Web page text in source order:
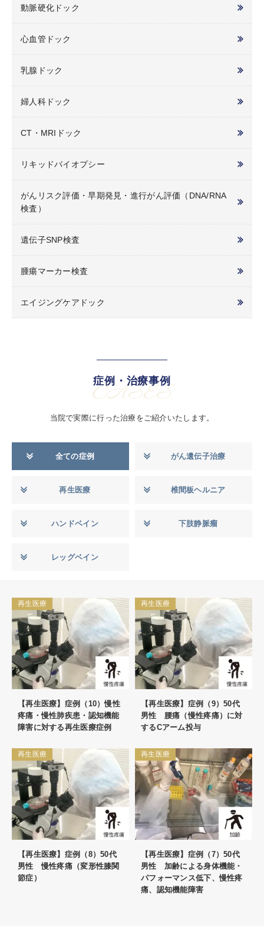
動脈硬化ドック
心血管ドック
乳腺ドック
婦人科ドック
CT・MRIドック
リキッドバイオプシー
がんリスク評価・早期発見・進行がん評価（DNA/RNA
検査）
遺伝子SNP検査
腫瘍マーカー検査
エイジングケアドック
症例・治療事例
CASES
当院で実際に行った治療をご紹介いたします。
全ての症例 がん遺伝子治療
再生医療 椎間板ヘルニア
ハンドベイン 下肢静脈瘤
レッグベイン
再生医療
【再生医療】症例（10）慢性
疼痛・慢性肺疾患・認知機能
障害に対する再生医療症例
再生医療
【再生医療】症例（9）50代
男性 腰痛（慢性疼痛）に対
するCアーム投与
再生医療
【再生医療】症例（8）50代
男性 慢性疼痛（変形性膝関
節症）
再生医療
【再生医療】症例（7）50代
男性 加齢による身体機能・
パフォーマンス低下、慢性疼
痛、認知機能障害